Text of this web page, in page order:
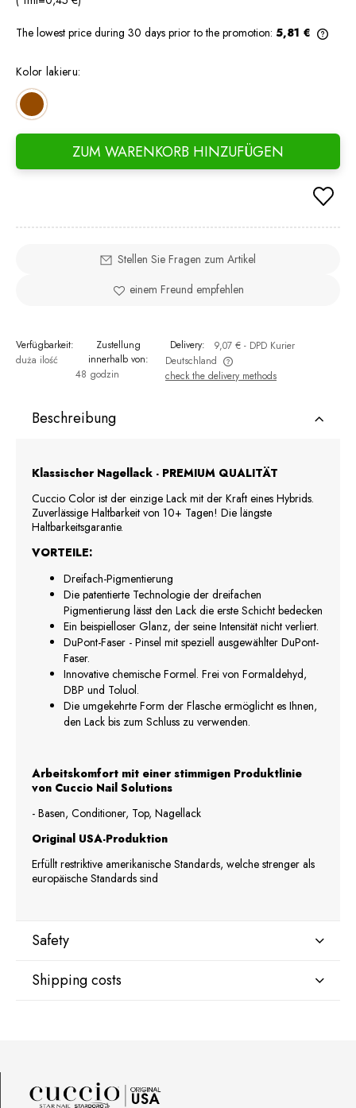
The lowest price during 30 days prior to the promotion: 5,81 €
Kolor lakieru:
ZUM WARENKORB HINZUFÜGEN
Stellen Sie Fragen zum Artikel
einem Freund empfehlen
Verfügbarkeit:
duża ilość
Zustellung
innerhalb von:
48 godzin
Delivery: 9,07 € - DPD Kurier
Deutschland
The price does not include any possible payment costs
check the delivery methods
Beschreibung
Klassischer Nagellack - PREMIUM QUALITÄT
Cuccio Color ist der einzige Lack mit der Kraft eines Hybrids.
Zuverlässige Haltbarkeit von 10+ Tagen! Die längste
Haltbarkeitsgarantie.
VORTEILE:
Dreifach-Pigmentierung
Die patentierte Technologie der dreifachen
Pigmentierung lässt den Lack die erste Schicht bedecken
Ein beispielloser Glanz, der seine Intensität nicht verliert.
DuPont-Faser - Pinsel mit speziell ausgewählter DuPont-
Faser.
Innovative chemische Formel. Frei von Formaldehyd,
DBP und Toluol.
Die umgekehrte Form der Flasche ermöglicht es Ihnen,
den Lack bis zum Schluss zu verwenden.
Arbeitskomfort mit einer stimmigen Produktlinie
von Cuccio Nail Solutions
- Basen, Conditioner, Top, Nagellack
Original USA-Produktion
Erfüllt restriktive amerikanische Standards, welche strenger als
europäische Standards sind
Safety
Manufacturer
800 762 6245
Shipping costs